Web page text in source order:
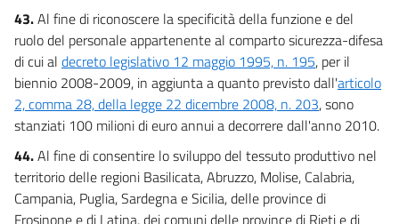
43.Al fine di riconoscere la specificità della funzione e del
ruolo del personale appartenente al comparto sicurezza-difesa
di cui al decreto legislativo 12 maggio 1995, n. 195, per il
biennio 2008-2009, in aggiunta a quanto previsto dall'articolo
2, comma 28, della legge 22 dicembre 2008, n. 203, sono
stanziati 100 milioni di euro annui a decorrere dall'anno 2010.
44.Al fine di consentire lo sviluppo del tessuto produttivo nel
territorio delle regioni Basilicata, Abruzzo, Molise, Calabria,
Campania, Puglia, Sardegna e Sicilia, delle province di
Frosinone e di Latina, dei comuni delle province di Rieti e di